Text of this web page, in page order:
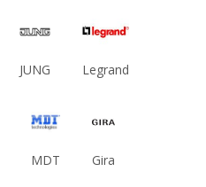
JUNG Legrand
MDT Gira